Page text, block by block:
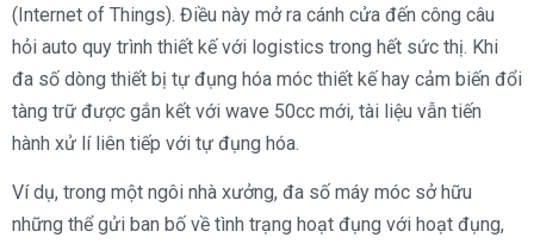
(Internet of Things). Điều này mở ra cánh cửa đến công câu
hỏi auto quy trình thiết kế với logistics trong hết sức thị. Khi
đa số dòng thiết bị tự đụng hóa móc thiết kế hay cảm biến đổi
tàng trữ được gắn kết với wave 50cc mới, tài liệu vẫn tiến
hành xử lí liên tiếp với tự đụng hóa.
Ví dụ, trong một ngôi nhà xưởng, đa số máy móc sở hữu
những thể gửi ban bố về tình trạng hoạt đụng với hoạt đụng,